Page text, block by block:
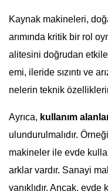
Kaynak makineleri,
arımında kritik bir rol
alitesini doğrudan
emi, ileride sızıntı ve
nelerin teknik
Ayrıca, kullanım
ulundurulmalıdır.
makineler ile evde
arklar vardır. Sanayi
yanıklıdır. Ancak,